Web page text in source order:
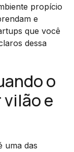
propício
e
que você
dessa
o
e
uma das